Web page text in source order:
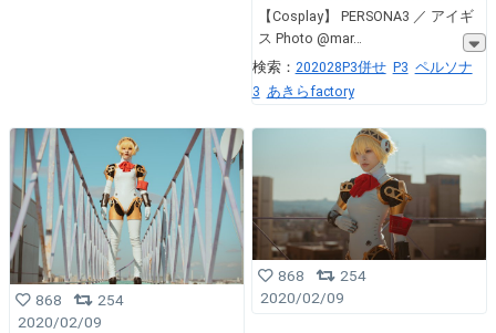
【Cosplay】 PERSONA3 ／ アイギ
ス Photo @mar
検索： 202028P3併せ P3 ペルソナ
3 あきらfactory
868
254
2020/02/09
868
254
2020/02/09